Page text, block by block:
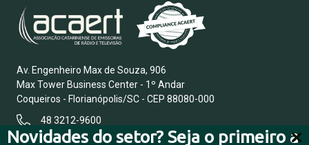
Novidades do setor? Seja o primeiro a
Av. Engenheiro Max de Souza, 906
Max Tower Business Center - 1º Andar
Coqueiros - Florianópolis/SC - CEP 88080-000
48 3212-9600